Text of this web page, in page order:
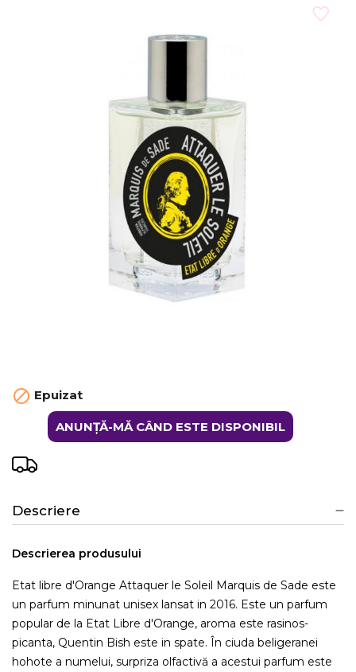
 Epuizat
ANUNȚĂ-MĂ CÂND ESTE DISPONIBIL
Descriere
Descrierea produsului
Etat libre d'Orange Attaquer le Soleil Marquis de Sade este
un parfum minunat unisex lansat in 2016. Este un parfum
popular de la Etat Libre d'Orange, aroma este rasinos-
picanta, Quentin Bish este in spate. În ciuda beligeranei
hohote a numelui, surpriza olfactivă a acestui parfum este